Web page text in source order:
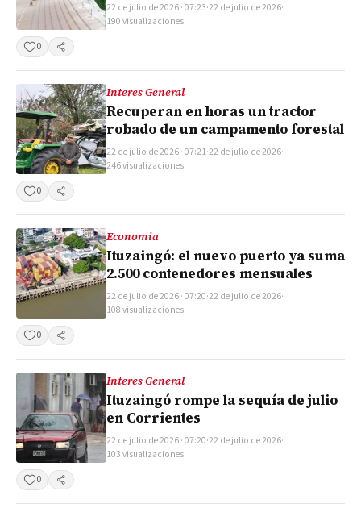
22 de julio de 2026 · 07:23·22 de julio de 2026·
190 visualizaciones
0
Compartir
Interes General
Recuperan en horas un tractor
robado de un campamento forestal
22 de julio de 2026 · 07:21·22 de julio de 2026·
246 visualizaciones
0
Compartir
Economia
Ituzaingó: el nuevo puerto ya suma
2.500 contenedores mensuales
22 de julio de 2026 · 07:20·22 de julio de 2026·
108 visualizaciones
0
Compartir
Interes General
Ituzaingó rompe la sequía de julio
en Corrientes
22 de julio de 2026 · 07:20·22 de julio de 2026·
103 visualizaciones
0
Compartir